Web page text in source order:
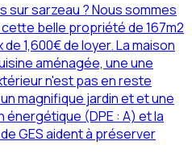
sur sarzeau ? Nous sommes
belle propriété de 167m2
1,600€ de loyer. La maison
aménagée, une une
n'est pas en reste
magnifique jardin et et une
(DPE : A) et la
GES aident à préserver